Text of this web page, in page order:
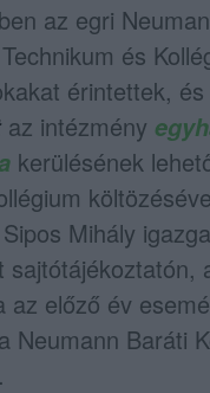
az egri
és
érintettek,
az intézmény
kerülésének
Mihály
sajtótájékoztatón,
az előző év
Neumann Baráti